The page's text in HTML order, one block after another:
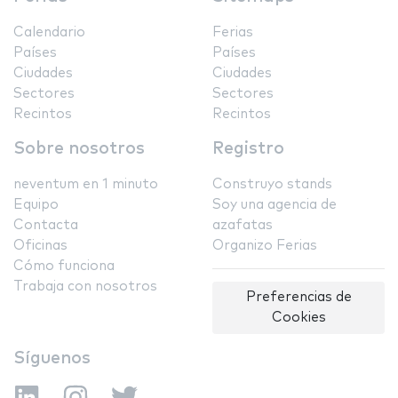
Calendario
Países
Ciudades
Sectores
Recintos
Ferias
Países
Ciudades
Sectores
Recintos
Sobre nosotros
neventum en 1 minuto
Equipo
Contacta
Oficinas
Cómo funciona
Trabaja con nosotros
Registro
Construyo stands
Soy una agencia de
azafatas
Organizo Ferias
Preferencias de
Cookies
Síguenos